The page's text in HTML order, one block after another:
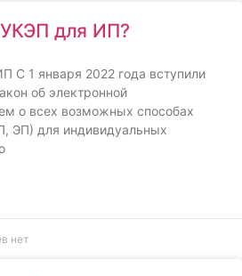
для ИП?
С 1 января 2022 года вступили
об электронной
о всех возможных способах
ЭП) для индивидуальных
нет